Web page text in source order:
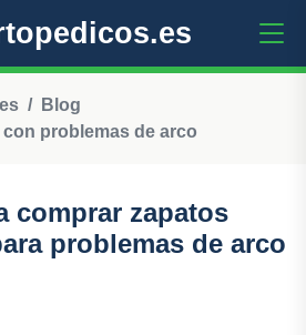
Blog
problemas de arco
comprar zapatos
problemas de arco